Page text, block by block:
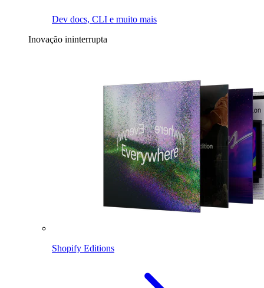
Dev docs, CLI e muito mais
Inovação ininterrupta
Shopify Editions